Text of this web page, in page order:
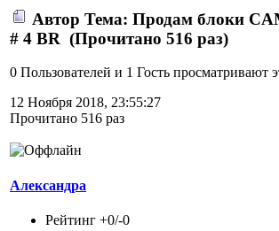
Автор Тема: Продам блоки
# 4 BR (Прочитано 516 раз)
0 Пользователей и 1 Гость просматривают
12 Ноября 2018, 23:55:27
Прочитано 516 раз
Александра
Рейтинг +0/-0